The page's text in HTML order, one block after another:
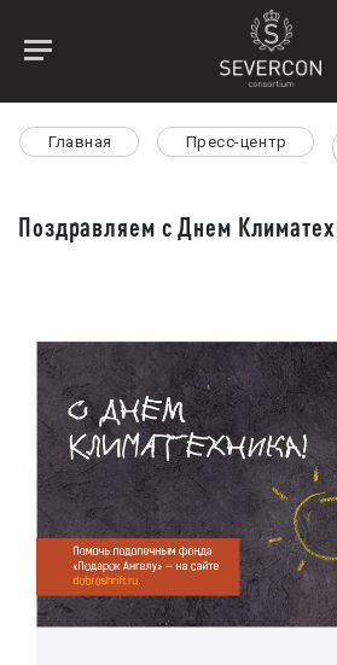
Главная Пресс-центр
Поздравляем с Днем